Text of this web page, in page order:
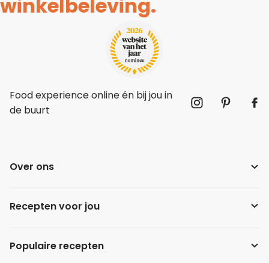
winkelbeleving.
Food experience online én bij jou in
de buurt
Over ons
Recepten voor jou
Populaire recepten